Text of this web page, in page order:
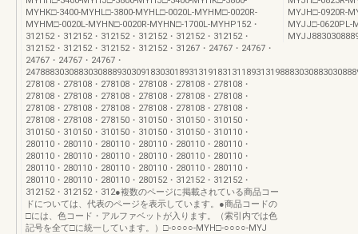
MYHK□-3400-MYHL□-3800-MYHL□-0020L-MYHM□-0020R-
MYHM□-0020L-MYHN□-0020R-MYHN□-1700L-MYHP152・
312152・312152・312152・312152・312152・312152・
312152・312152・312152・312152・31267・24767・24767・
24767・24767・24767・
278108・278108・278108・278108・278108・278108・
278108・278108・278108・278108・278108・278108・
278108・278108・278108・278108・278108・278108・
278108・278108・278150・310150・310150・310150・
310150・310150・310150・310150・310150・310110・
280110・280110・280110・280110・280110・280110・
280110・280110・280110・280110・280110・280110・
280110・280110・280110・280110・280110・280110・
280110・280110・280110・280152・312152・312152・
312152・312152・312●複数のページに掲載されている商品コー
ドについては、代表のページを表示しています。●商品コードの
□には、色コード・アルファベットが入ります。（索引内では色
記号を全て□に統一しています。）□-○○○○-MYH□-○○○○-MYJ
MYJH□-0920R-
MYJJ□-0620PL-